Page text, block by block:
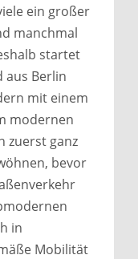
ein großer
manchmal
startet
aus Berlin
mit einem
modernen
zuerst ganz
bevor
in
Mobilität